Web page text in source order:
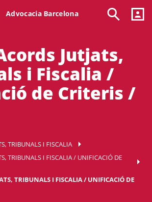
Advocacia Barcelona
Jutjats,
i Fiscalia /
de Criteris /
TRIBUNALS I FISCALIA
TRIBUNALS I FISCALIA / UNIFICACIÓ DE
TRIBUNALS I FISCALIA / UNIFICACIÓ DE